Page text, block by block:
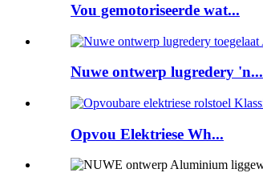
Vou gemotoriseerde wat...
Nuwe ontwerp lugredery 'n...
Opvou Elektriese Wh...